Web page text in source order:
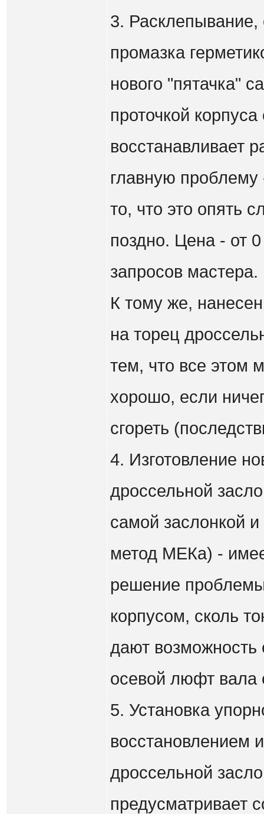
3. Расклепывание,
промазка
нового "пятачка"
проточкой
восстанавливает
главную проблему
то, что это опять
поздно. Цена - от
запросов мастера.
К тому же,
на торец
тем, что все этом
хорошо, если
сгореть
4. Изготовление
дроссельной
самой заслонкой
метод МЕКа) -
решение
корпусом, сколь
дают возможность
осевой люфт вала
5. Установка
восстановлением
дроссельной
предусматривает